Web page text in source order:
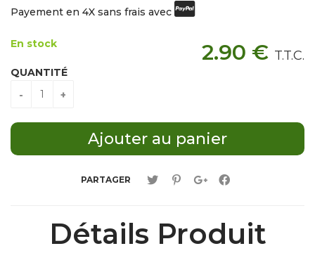
Payement en 4X sans frais avec
2.90 € T.T.C.
En stock
QUANTITÉ
PARTAGER
Détails Produit